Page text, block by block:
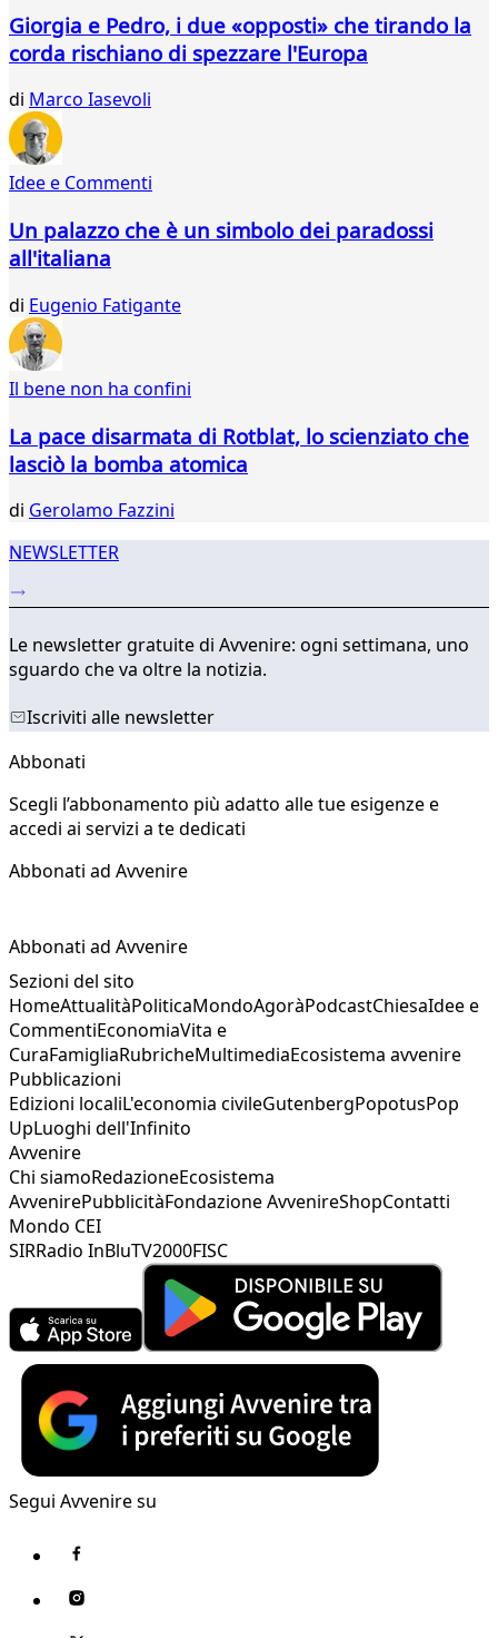
Giorgia e Pedro, i due «opposti» che tirando la
corda rischiano di spezzare l'Europa
di Marco Iasevoli
Idee e Commenti
Un palazzo che è un simbolo dei paradossi
all'italiana
di Eugenio Fatigante
Il bene non ha confini
La pace disarmata di Rotblat, lo scienziato che
lasciò la bomba atomica
di Gerolamo Fazzini
NEWSLETTER
Le newsletter gratuite di Avvenire: ogni settimana, uno
sguardo che va oltre la notizia.
Iscriviti alle newsletter
Abbonati
Scegli l’abbonamento più adatto alle tue esigenze e
accedi ai servizi a te dedicati
Abbonati ad Avvenire
Abbonati ad Avvenire
Sezioni del sito
HomeAttualitàPoliticaMondoAgoràPodcastChiesaIdee e
CommentiEconomiaVita e
CuraFamigliaRubricheMultimediaEcosistema avvenire
Pubblicazioni
Edizioni localiL'economia civileGutenbergPopotusPop
UpLuoghi dell'Infinito
Avvenire
Chi siamoRedazioneEcosistema
AvvenirePubblicitàFondazione AvvenireShopContatti
Mondo CEI
SIRRadio InBluTV2000FISC
Segui Avvenire su